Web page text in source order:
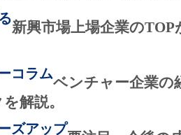
新興市場上場企業の
コラム
ベンチャー企業の
解説。
ズアップ